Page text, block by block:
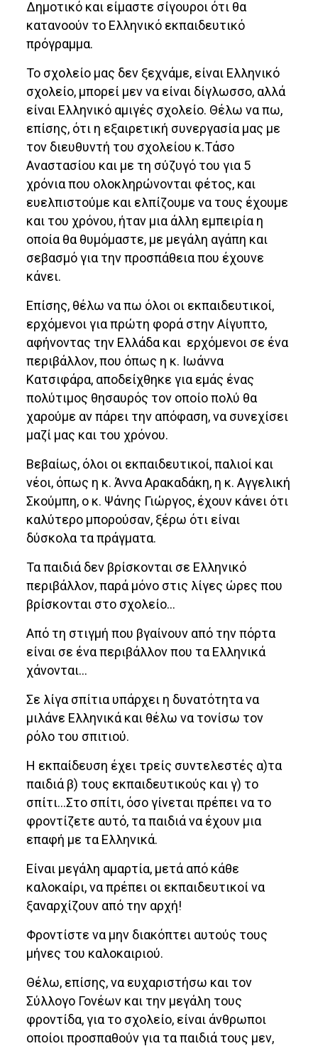
Δημοτικό και είμαστε σίγουροι ότι θα
κατανοούν το Ελληνικό εκπαιδευτικό
πρόγραμμα.
Το σχολείο μας δεν ξεχνάμε, είναι Ελληνικό
σχολείο, μπορεί μεν να είναι δίγλωσσο, αλλά
είναι Ελληνικό αμιγές σχολείο. Θέλω να πω,
επίσης, ότι η εξαιρετική συνεργασία μας με
τον διευθυντή του σχολείου κ.Τάσο
Αναστασίου και με τη σύζυγό του για 5
χρόνια που ολοκληρώνονται φέτος, και
ευελπιστούμε και ελπίζουμε να τους έχουμε
και του χρόνου, ήταν μια άλλη εμπειρία η
οποία θα θυμόμαστε, με μεγάλη αγάπη και
σεβασμό για την προσπάθεια που έχουνε
κάνει.
Επίσης, θέλω να πω όλοι οι εκπαιδευτικοί,
ερχόμενοι για πρώτη φορά στην Αίγυπτο,
αφήνοντας την Ελλάδα και ερχόμενοι σε ένα
περιβάλλον, που όπως η κ. Ιωάννα
Κατσιφάρα, αποδείχθηκε για εμάς ένας
πολύτιμος θησαυρός τον οποίο πολύ θα
χαρούμε αν πάρει την απόφαση, να συνεχίσει
μαζί μας και του χρόνου.
Βεβαίως, όλοι οι εκπαιδευτικοί, παλιοί και
νέοι, όπως η κ. Άννα Αρακαδάκη, η κ. Αγγελική
Σκούμπη, ο κ. Ψάνης Γιώργος, έχουν κάνει ότι
καλύτερο μπορούσαν, ξέρω ότι είναι
δύσκολα τα πράγματα.
Τα παιδιά δεν βρίσκονται σε Ελληνικό
περιβάλλον, παρά μόνο στις λίγες ώρες που
βρίσκονται στο σχολείο…
Από τη στιγμή που βγαίνουν από την πόρτα
είναι σε ένα περιβάλλον που τα Ελληνικά
χάνονται…
Σε λίγα σπίτια υπάρχει η δυνατότητα να
μιλάνε Ελληνικά και θέλω να τονίσω τον
ρόλο του σπιτιού.
Η εκπαίδευση έχει τρείς συντελεστές α)τα
παιδιά β) τους εκπαιδευτικούς και γ) το
σπίτι…Στο σπίτι, όσο γίνεται πρέπει να το
φροντίζετε αυτό, τα παιδιά να έχουν μια
επαφή με τα Ελληνικά.
Είναι μεγάλη αμαρτία, μετά από κάθε
καλοκαίρι, να πρέπει οι εκπαιδευτικοί να
ξαναρχίζουν από την αρχή!
Φροντίστε να μην διακόπτει αυτούς τους
μήνες του καλοκαιριού.
Θέλω, επίσης, να ευχαριστήσω και τον
Σύλλογο Γονέων και την μεγάλη τους
φροντίδα, για το σχολείο, είναι άνθρωποι
οποίοι προσπαθούν για τα παιδιά τους μεν,